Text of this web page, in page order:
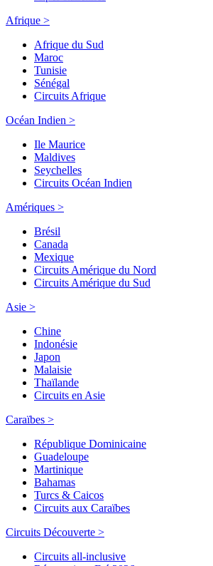
Afrique >
Afrique du Sud
Maroc
Tunisie
Sénégal
Circuits Afrique
Océan Indien >
Ile Maurice
Maldives
Seychelles
Circuits Océan Indien
Amériques >
Brésil
Canada
Mexique
Circuits Amérique du Nord
Circuits Amérique du Sud
Asie >
Chine
Indonésie
Japon
Malaisie
Thaïlande
Circuits en Asie
Caraïbes >
République Dominicaine
Guadeloupe
Martinique
Bahamas
Turcs & Caicos
Circuits aux Caraïbes
Circuits Découverte >
Circuits all-inclusive